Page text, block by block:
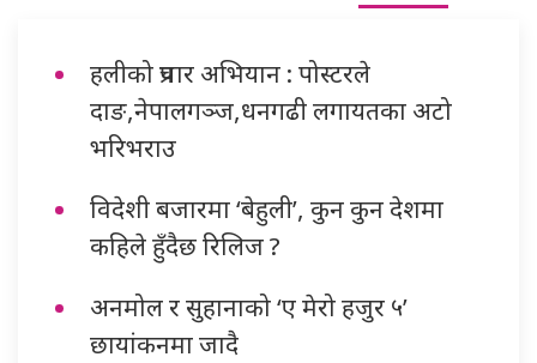
हलीको प्रचार अभियान : पोस्टरले
दाङ,नेपालगञ्ज,धनगढी लगायतका अटो
भरिभराउ
विदेशी बजारमा ‘बेहुली’, कुन कुन देशमा
कहिले हुँदैछ रिलिज ?
अनमोल र सुहानाको ‘ए मेरो हजुर ५’
छायांकनमा जादै